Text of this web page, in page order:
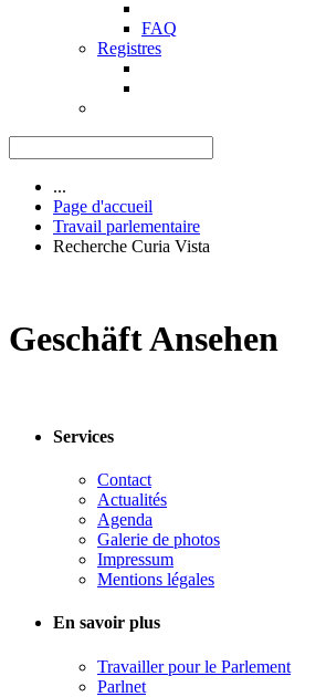
FAQ
Registres
...
Page d'accueil
Travail parlementaire
Recherche Curia Vista
Geschäft Ansehen
Services
Contact
Actualités
Agenda
Galerie de photos
Impressum
Mentions légales
En savoir plus
Travailler pour le Parlement
Parlnet